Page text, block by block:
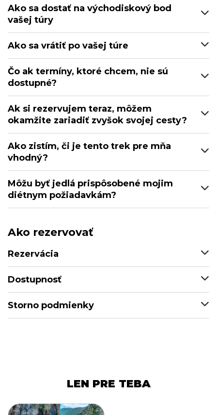
Ako sa dostať na východiskový bod
vašej túry
Ako sa vrátiť po vašej túre
Čo ak termíny, ktoré chcem, nie sú
dostupné?
Ak si rezervujem teraz, môžem
okamžite zariadiť zvyšok svojej cesty?
Ako zistím, či je tento trek pre mňa
vhodný?
Môžu byť jedlá prispôsobené mojim
diétnym požiadavkám?
Ako rezervovať
Rezervácia
Dostupnosť
Storno podmienky
LEN PRE TEBA